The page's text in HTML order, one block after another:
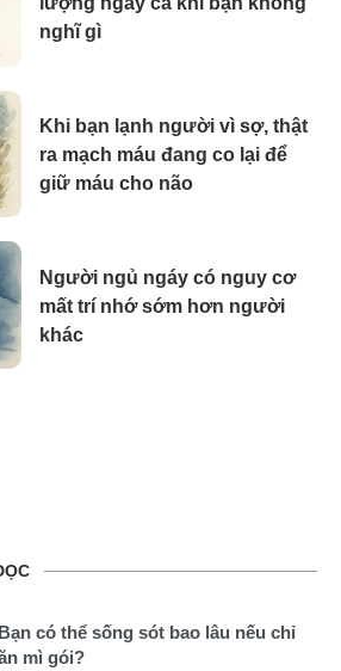
nghĩ gì
Khi bạn lạnh người vì sợ, thật
ra mạch máu đang co lại để
giữ máu cho não
Người ngủ ngáy có nguy cơ
mất trí nhớ sớm hơn người
khác
Bạn có thể sống sót bao lâu nếu chỉ
mì gói?